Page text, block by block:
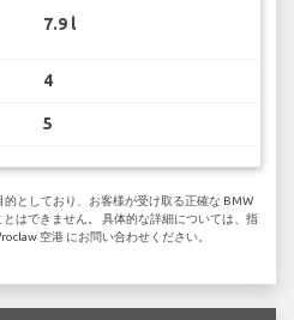
7.9 l
4
5
としており、お客様が受け取る正確な BMW
はできません。 具体的な詳細については、指
空港 にお問い合わせください。